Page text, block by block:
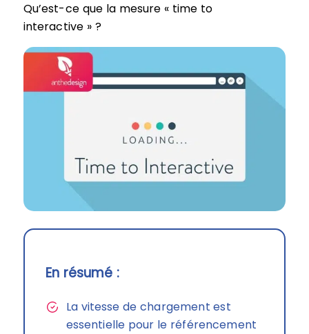
Qu’est-ce que la mesure « time to
interactive » ?
En résumé :
La vitesse de chargement est
essentielle pour le référencement